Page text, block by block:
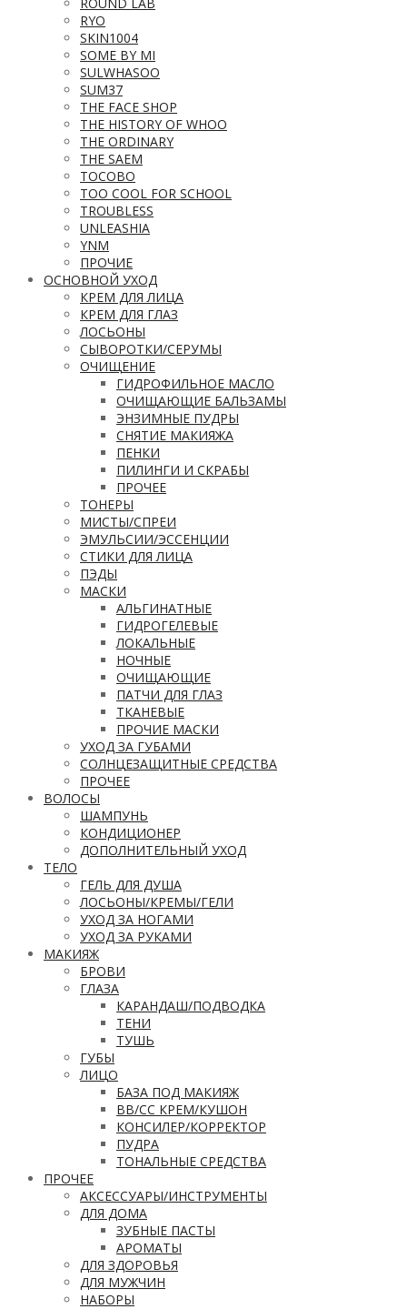
RYO
SKIN1004
SOME BY MI
SULWHASOO
SUM37
THE FACE SHOP
THE HISTORY OF WHOO
THE ORDINARY
THE SAEM
TOCOBO
TOO COOL FOR SCHOOL
TROUBLESS
UNLEASHIA
YNM
ПРОЧИЕ
ОСНОВНОЙ УХОД
КРЕМ ДЛЯ ЛИЦА
КРЕМ ДЛЯ ГЛАЗ
ЛОСЬОНЫ
СЫВОРОТКИ/СЕРУМЫ
ОЧИЩЕНИЕ
ГИДРОФИЛЬНОЕ МАСЛО
ОЧИЩАЮЩИЕ БАЛЬЗАМЫ
ЭНЗИМНЫЕ ПУДРЫ
СНЯТИЕ МАКИЯЖА
ПЕНКИ
ПИЛИНГИ И СКРАБЫ
ПРОЧЕЕ
ТОНЕРЫ
МИСТЫ/СПРЕИ
ЭМУЛЬСИИ/ЭССЕНЦИИ
СТИКИ ДЛЯ ЛИЦА
ПЭДЫ
МАСКИ
АЛЬГИНАТНЫЕ
ГИДРОГЕЛЕВЫЕ
ЛОКАЛЬНЫЕ
НОЧНЫЕ
ОЧИЩАЮЩИЕ
ПАТЧИ ДЛЯ ГЛАЗ
ТКАНЕВЫЕ
ПРОЧИЕ МАСКИ
УХОД ЗА ГУБАМИ
СОЛНЦЕЗАЩИТНЫЕ СРЕДСТВА
ПРОЧЕЕ
ВОЛОСЫ
ШАМПУНЬ
КОНДИЦИОНЕР
ДОПОЛНИТЕЛЬНЫЙ УХОД
ТЕЛО
ГЕЛЬ ДЛЯ ДУША
ЛОСЬОНЫ/КРЕМЫ/ГЕЛИ
УХОД ЗА НОГАМИ
УХОД ЗА РУКАМИ
МАКИЯЖ
БРОВИ
ГЛАЗА
КАРАНДАШ/ПОДВОДКА
ТЕНИ
ТУШЬ
ГУБЫ
ЛИЦО
БАЗА ПОД МАКИЯЖ
ВВ/CC КРЕМ/КУШОН
КОНСИЛЕР/КОРРЕКТОР
ПУДРА
ТОНАЛЬНЫЕ СРЕДСТВА
ПРОЧЕЕ
АКСЕССУАРЫ/ИНСТРУМЕНТЫ
ДЛЯ ДОМА
ЗУБНЫЕ ПАСТЫ
АРОМАТЫ
ДЛЯ ЗДОРОВЬЯ
ДЛЯ МУЖЧИН
НАБОРЫ